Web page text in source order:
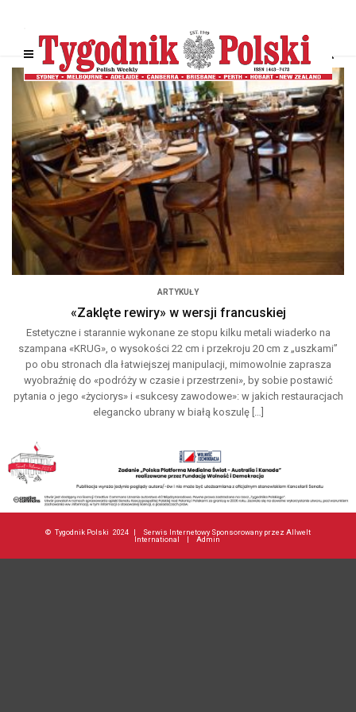
ARTYKUŁY
«Zaklęte rewiry» w wersji francuskiej
Estetyczne i starannie wykonane ze stopu kilku metali wiaderko na
szampana «KRUG», o wysokości 22 cm i przekroju 20 cm z „uszkami”
po obu stronach dla łatwiejszej manipulacji, mimowolnie zaprasza
wyobraźnię do «podróży w czasie i przestrzeni», by sobie postawić
pytania o jego «życiorys» i «sukcesy zawodowe»: w jakich restauracjach
elegancko ubrany w białą koszulę […]
© Tygodnik Polski 2024 |
Serwis Internetowy Sponsorowany przez Allwelt
International
| Admin